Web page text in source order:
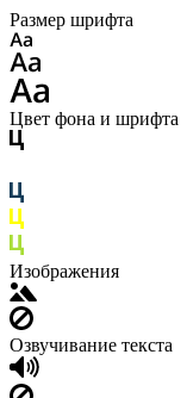
Размер шрифта
Цвет фона и шрифта
Изображения
Озвучивание текста